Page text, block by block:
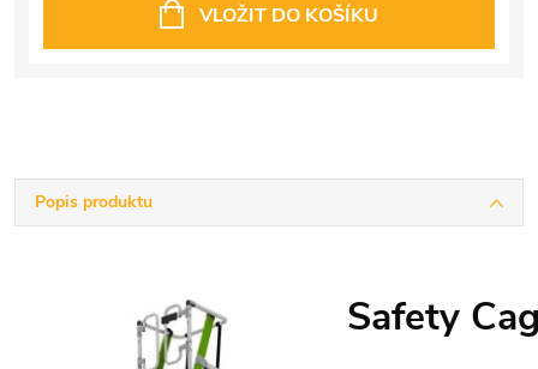
VLOŽIT DO KOŠÍKU
Popis produktu
Safety